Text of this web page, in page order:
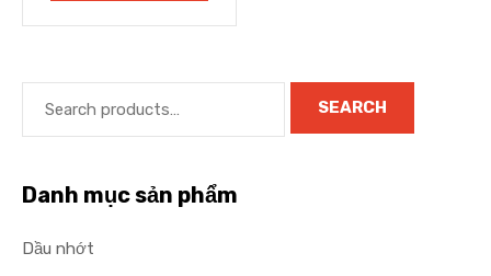
SEARCH
Danh mục sản phẩm
Dầu nhớt